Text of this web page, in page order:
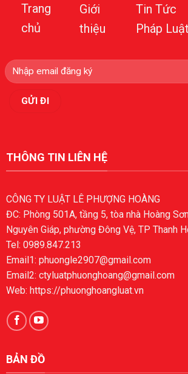
Trang
chủ
Giới
thiệu
Tin Tức
Pháp Luật
THÔNG TIN LIÊN HỆ
CÔNG TY LUẬT LÊ PHƯỢNG HOÀNG
ĐC: Phòng 501A, tầng 5, tòa nhà Hoàng
Nguyên Giáp, phường Đông Vệ, TP Thanh
Tel: 0989.847.213
Email1: phuongle2907@gmail.com
Email2: ctyluatphuonghoang@gmail.com
Web: https://phuonghoangluat.vn
BẢN ĐỒ